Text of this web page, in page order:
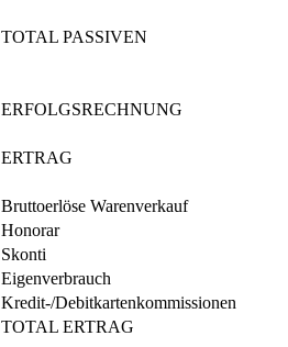
TOTAL PASSIVEN
ERFOLGSRECHNUNG
ERTRAG
Bruttoerlöse Warenverkauf
Honorar
Skonti
Eigenverbrauch
Kredit-/Debitkartenkommissionen
TOTAL ERTRAG